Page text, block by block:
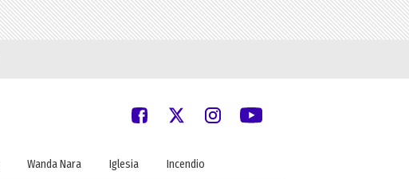
Wanda Nara Iglesia Incendio